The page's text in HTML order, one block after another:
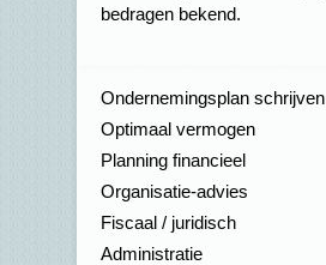
bedragen bekend.
Ondernemingsplan schrijven
Optimaal vermogen
Planning financieel
Organisatie-advies
Fiscaal / juridisch
Administratie